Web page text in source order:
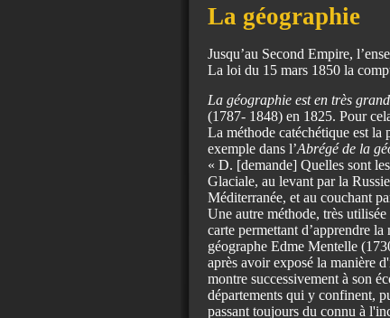
La géographie
Jusqu’au Second Empire,
La loi du 15 mars 1850 la
La géographie est en très
(1787- 1848) en 1825. Pour
La méthode catéchétique est la
exemple dans l’Abrégé de la
« D. [demande] Quelles sont
Glaciale, au levant par la
Méditerranée, et au couchant
Une autre méthode, très
carte permettant d’apprendre
géographe Edme Mentelle
après avoir exposé la manière
montre successivement à son
départements qui y confinent,
passant toujours du connu à